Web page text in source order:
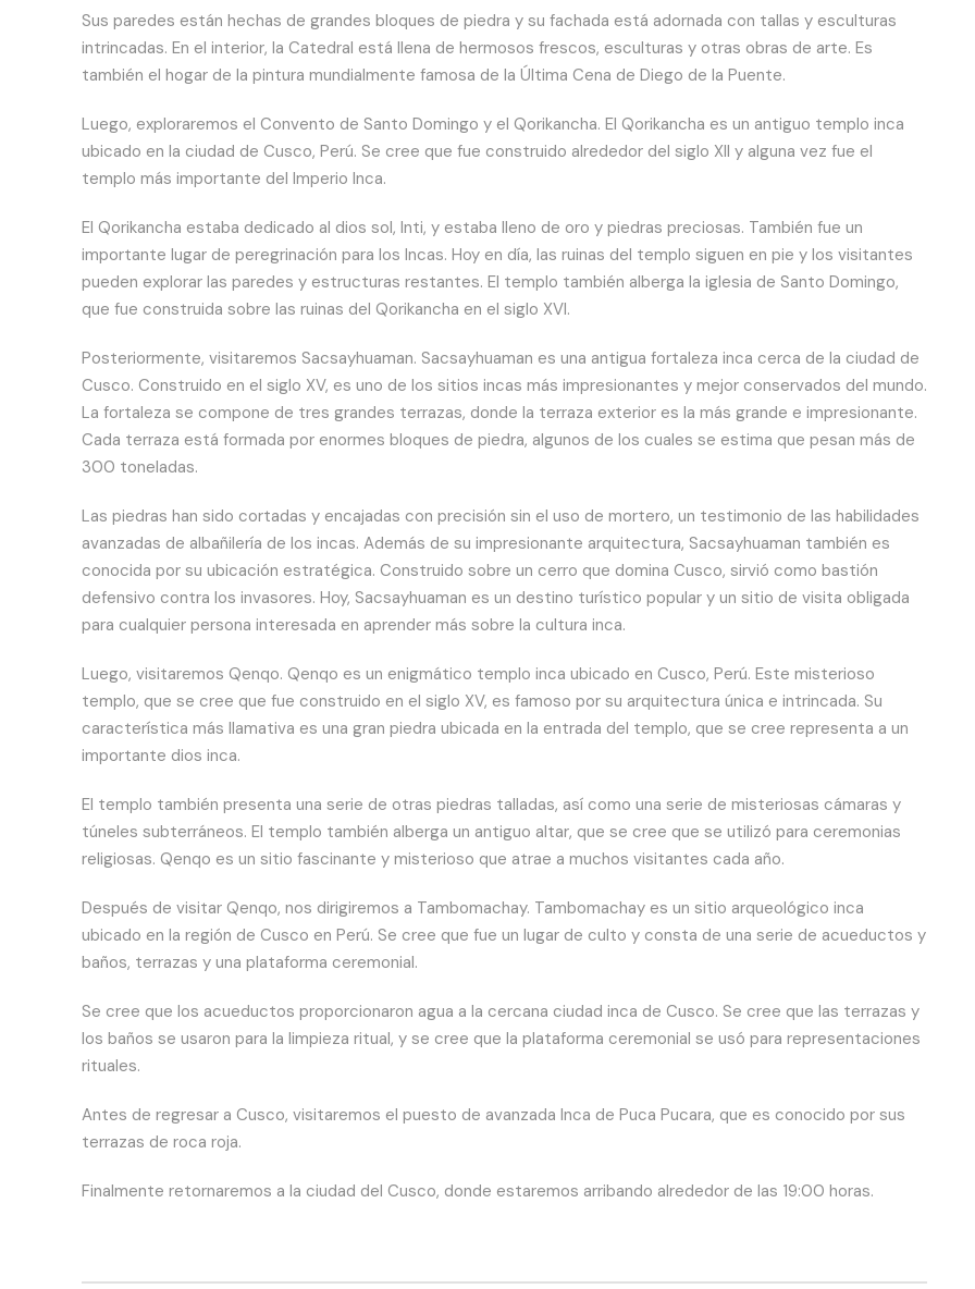
Sus paredes están hechas de grandes bloques de piedra y su fachada está adornada con tallas y esculturas
intrincadas. En el interior, la Catedral está llena de hermosos frescos, esculturas y otras obras de arte. Es
también el hogar de la pintura mundialmente famosa de la Última Cena de Diego de la Puente.
Luego, exploraremos el Convento de Santo Domingo y el Qorikancha. El Qorikancha es un antiguo templo inca
ubicado en la ciudad de Cusco, Perú. Se cree que fue construido alrededor del siglo XII y alguna vez fue el
templo más importante del Imperio Inca.
El Qorikancha estaba dedicado al dios sol, Inti, y estaba lleno de oro y piedras preciosas. También fue un
importante lugar de peregrinación para los Incas. Hoy en día, las ruinas del templo siguen en pie y los visitantes
pueden explorar las paredes y estructuras restantes. El templo también alberga la iglesia de Santo Domingo,
que fue construida sobre las ruinas del Qorikancha en el siglo XVI.
Posteriormente, visitaremos Sacsayhuaman. Sacsayhuaman es una antigua fortaleza inca cerca de la ciudad de
Cusco. Construido en el siglo XV, es uno de los sitios incas más impresionantes y mejor conservados del mundo.
La fortaleza se compone de tres grandes terrazas, donde la terraza exterior es la más grande e impresionante.
Cada terraza está formada por enormes bloques de piedra, algunos de los cuales se estima que pesan más de
300 toneladas.
Las piedras han sido cortadas y encajadas con precisión sin el uso de mortero, un testimonio de las habilidades
avanzadas de albañilería de los incas. Además de su impresionante arquitectura, Sacsayhuaman también es
conocida por su ubicación estratégica. Construido sobre un cerro que domina Cusco, sirvió como bastión
defensivo contra los invasores. Hoy, Sacsayhuaman es un destino turístico popular y un sitio de visita obligada
para cualquier persona interesada en aprender más sobre la cultura inca.
Luego, visitaremos Qenqo. Qenqo es un enigmático templo inca ubicado en Cusco, Perú. Este misterioso
templo, que se cree que fue construido en el siglo XV, es famoso por su arquitectura única e intrincada. Su
característica más llamativa es una gran piedra ubicada en la entrada del templo, que se cree representa a un
importante dios inca.
El templo también presenta una serie de otras piedras talladas, así como una serie de misteriosas cámaras y
túneles subterráneos. El templo también alberga un antiguo altar, que se cree que se utilizó para ceremonias
religiosas. Qenqo es un sitio fascinante y misterioso que atrae a muchos visitantes cada año.
Después de visitar Qenqo, nos dirigiremos a Tambomachay. Tambomachay es un sitio arqueológico inca
ubicado en la región de Cusco en Perú. Se cree que fue un lugar de culto y consta de una serie de acueductos y
baños, terrazas y una plataforma ceremonial.
Se cree que los acueductos proporcionaron agua a la cercana ciudad inca de Cusco. Se cree que las terrazas y
los baños se usaron para la limpieza ritual, y se cree que la plataforma ceremonial se usó para representaciones
rituales.
Antes de regresar a Cusco, visitaremos el puesto de avanzada Inca de Puca Pucara, que es conocido por sus
terrazas de roca roja.
Finalmente retornaremos a la ciudad del Cusco, donde estaremos arribando alrededor de las 19:00 horas.